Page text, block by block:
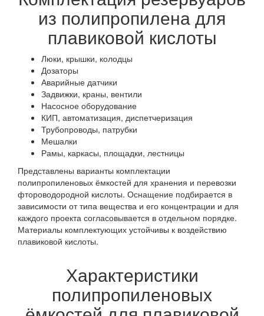
из полипропилена для
плавиковой кислоты
Люки, крышки, колодцы
Дозаторы
Аварийные датчики
Задвижки, краны, вентили
Насосное оборудование
КИП, автоматизация, диспетчеризация
Трубопроводы, патрубки
Мешалки
Рамы, каркасы, площадки, лестницы
Представлены варианты комплектации
полипропиленовых ёмкостей для хранения и перевозки
фтороводородной кислоты. Оснащение подбирается в
зависимости от типа вещества и его концентрации и для
каждого проекта согласовывается в отдельном порядке.
Материалы комплектующих устойчивы к воздействию
плавиковой кислоты.
Характеристики
полипропиленовых